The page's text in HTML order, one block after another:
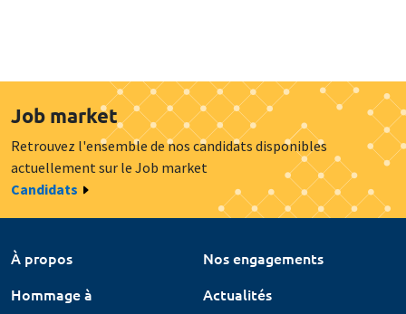
Job market
Retrouvez l'ensemble de nos candidats disponibles
actuellement sur le Job market
Candidats
À propos
Nos engagements
Hommage à
Actualités